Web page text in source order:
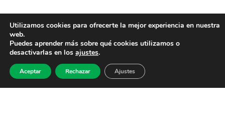
Utilizamos cookies para ofrecerte la mejor experiencia en nuestra
web.
Puedes aprender más sobre qué cookies utilizamos o
desactivarlas en los ajustes.
Aceptar Rechazar Ajustes